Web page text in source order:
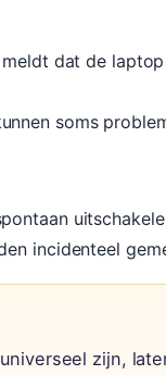
meldt dat de
soms
incidenteel
zijn,